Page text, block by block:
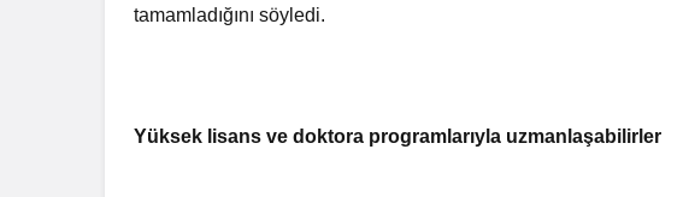
tamamladığını söyledi.
Yüksek lisans ve doktora programlarıyla uzmanlaşabilirler